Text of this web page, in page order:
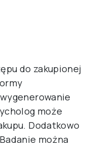
do zakupionej
może
Dodatkowo
można